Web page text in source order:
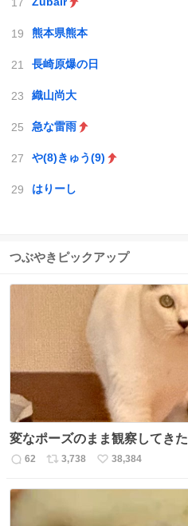
熊本県熊本
長崎原爆の日
織山尚大
急な雷雨
や(8)きゅう(9)
はりーし
つぶやきピックアップ
変なポーズのまま観察してきた
返
数
62
リ
3,738
い
38,384